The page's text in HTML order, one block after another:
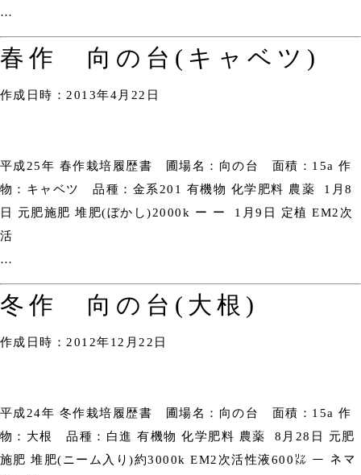
…
春作 向の台(キャベツ)
作成日時：2013年4月22日
平成25年 春作栽培履歴書 圃場名：向の台 面積：15a 作
物：キャベツ 品種：金系201 有機物 化学肥料 農薬 1月8
日 元肥施肥 堆肥(ぼかし)2000k ー ー 1月9日 定植 EM2次
活
…
冬作 向の台(大根)
作成日時：2012年12月22日
平成24年 冬作栽培履歴書 圃場名：向の台 面積：15a 作
物：大根 品種：白進 有機物 化学肥料 農薬 8月28日 元肥
施肥 堆肥(ニーム入り)約3000k EM2次活性液600㍑ ー ネマ